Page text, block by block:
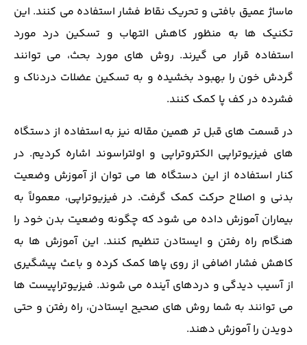
ماساژ عمیق بافتی و تحریک نقاط فشار استفاده می کنند. این
تکنیک ها به منظور کاهش التهاب و تسکین درد مورد
استفاده قرار می گیرند. روش‌ های مورد بحث، می‌ توانند
گردش خون را بهبود بخشیده و به تسکین عضلات دردناک و
فشرده در کف پا کمک کنند.
در قسمت های قبل تر همین مقاله نیز به استفاده از دستگاه‌
های فیزیوتراپی الکتروتراپی و اولتراسوند اشاره کردیم. در
کنار استفاده از این دستگاه ها می توان از آموزش وضعیت
بدنی و اصلاح حرکت کمک گرفت. در فیزیوتراپی، معمولاً به
بیماران آموزش داده می ‌شود که چگونه وضعیت بدن خود را
هنگام راه رفتن و ایستادن تنظیم کنند. این آموزش ‌ها به
کاهش فشار اضافی از روی پاها کمک کرده و باعث پیشگیری
از آسیب‌ دیدگی‌ و دردهای آینده می‌ شوند. فیزیوتراپیست ‌ها
می ‌توانند به شما روش ‌های صحیح ایستادن، راه رفتن و حتی
دویدن را آموزش دهند.